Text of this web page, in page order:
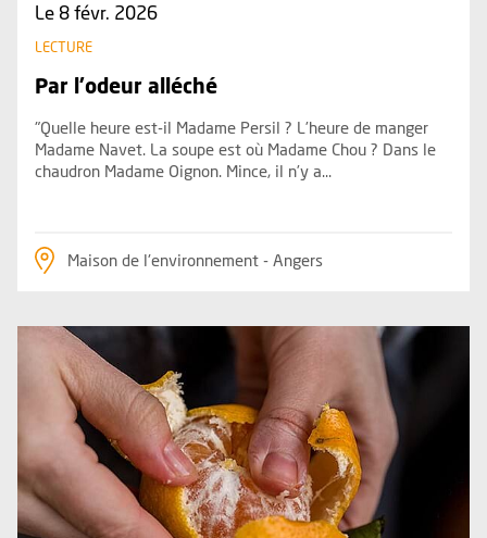
Le 8 févr. 2026
LECTURE
Par l'odeur alléché
"Quelle heure est-il Madame Persil ? L’heure de manger
Madame Navet. La soupe est où Madame Chou ? Dans le
chaudron Madame Oignon. Mince, il n’y a...
Maison de l'environnement - Angers
Plus d'information sur l'évènement : Les 5 sens en éveil